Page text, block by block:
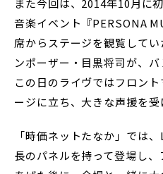
また今回は、2014年10月に
音楽イベント『PERSONA
席からステージを観覧して
ンポーザー・目黒将司が、
この日のライヴではフロン
ージに立ち、大きな声援を受
「時価ネットたなか」では
長のパネルを持って登場し